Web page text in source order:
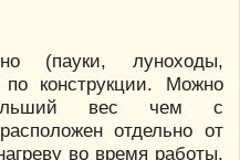
(пауки, луноходы,
конструкции. Можно
вес чем с
отдельно от
во время работы.